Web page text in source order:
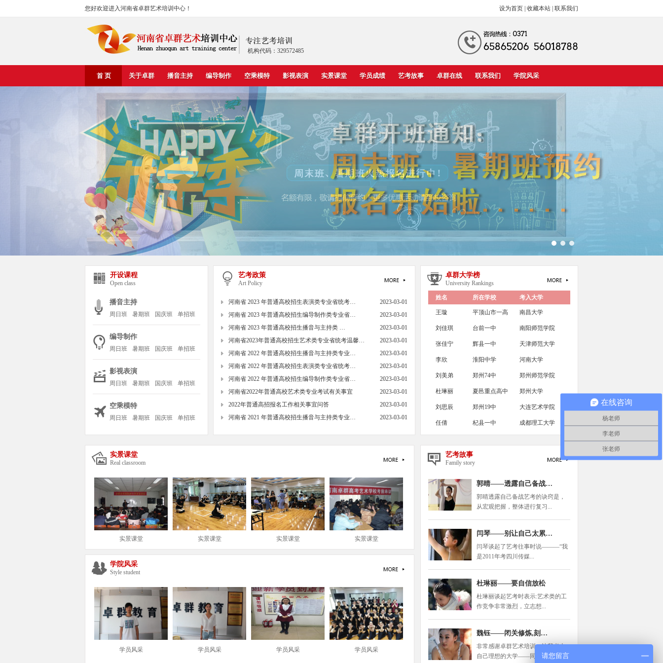
您好欢迎进入河南省卓群艺术培训中心！ 设为首页 收藏本站 联系我们
机构代码：329572485
首 页 关于卓群 播音主持 编导制作 空乘模特 影视表演 实景课堂 学员成绩 艺考故事 卓群在线 联系我们 学院风采
开设课程
Open class
播音主持
周日班 暑期班 国庆班 单招班
编导制作
周日班 暑期班 国庆班 单招班
影视表演
周日班 暑期班 国庆班 单招班
空乘模特
周日班 暑期班 国庆班 单招班
艺考政策
Art Policy
河南省 2023 年普通高校招生表演类专业省统考…
2023-03-01
河南省 2023 年普通高校招生编导制作类专业省…
2023-03-01
河南省 2023 年普通高校招生播音与主持类 …
2023-03-01
河南省2023年普通高校招生艺术类专业省统考温馨…
2023-03-01
河南省 2022 年普通高校招生播音与主持类专业…
2023-03-01
河南省 2022 年普通高校招生表演类专业省统考…
2023-03-01
河南省 2022 年普通高校招生编导制作类专业省…
2023-03-01
河南省2022年普通高校艺术类专业考试有关事宜
2023-03-01
2022年普通高招报名工作相关事宜问答
2023-03-01
河南省 2021 年普通高校招生播音与主持类专业…
2023-03-01
卓群大学榜
University Rankings
姓名 所在学校 考入大学
王璇 平顶山市一高 南昌大学
刘佳琪 台前一中 南阳师范学院
张佳宁 辉县一中 天津师范大学
李欣 淮阳中学 河南大学
刘美弟 郑州74中 郑州师范学院
杜琳丽 夏邑重点高中 郑州大学
刘思辰 郑州19中 大连艺术学院
任倩 杞县一中 成都理工大学
张文召 郑州北大附中
王坤明 邓州二高 中国传媒大学
向阳惠平 襄县一高 四川传媒学院
刘晶 安阳一中 中央戏剧学院
沙亭雨 郑州7中 四川师范大学
孙璐丹 许昌高中 浙江传媒学院
高帅 郑州扶轮外国语 云南艺术学院
周喜燕
杨轶晨 郑州4中 河南大学
晋杰 商城高中 南京大学
魏思琦 修武一中 南昌大学
实景课堂
Real classroom
实景课堂 实景课堂 实景课堂 实景课堂
学院风采
Style student
学员风采 学员风采 学员风采 学员风采
艺考故事
Family story
郭晴——透露自己备战…
郭晴透露自己备战艺考的诀窍是，
从宏观把握，整体进行复习...
闫琴——别让自己太累…
闫琴谈起了艺考往事时说———“我
是2011年考四川传媒...
杜琳丽——要自信放松
杜琳丽谈起艺考时表示:艺术类的工
作竞争非常激烈，立志想...
魏钰——闭关修炼,刻…
非常感谢卓群艺术培训，让我考上
自己理想的大学——同济大...
在线咨询
杨老师
李老师
张老师
请您留言